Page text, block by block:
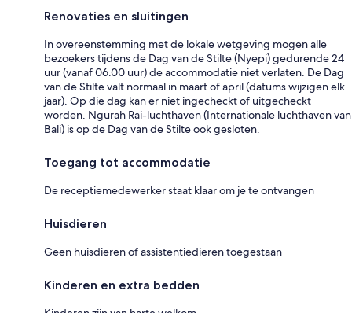
Renovaties en sluitingen
In overeenstemming met de lokale wetgeving mogen alle
bezoekers tijdens de Dag van de Stilte (Nyepi) gedurende 24
uur (vanaf 06.00 uur) de accommodatie niet verlaten. De Dag
van de Stilte valt normaal in maart of april (datums wijzigen elk
jaar). Op die dag kan er niet ingecheckt of uitgecheckt
worden. Ngurah Rai-luchthaven (Internationale luchthaven van
Bali) is op de Dag van de Stilte ook gesloten.
Toegang tot accommodatie
De receptiemedewerker staat klaar om je te ontvangen
Huisdieren
Geen huisdieren of assistentiedieren toegestaan
Kinderen en extra bedden